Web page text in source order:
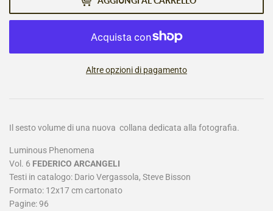
Altre opzioni di pagamento
Il sesto volume di una nuova collana dedicata alla fotografia.
Luminous Phenomena
Vol. 6 FEDERICO ARCANGELI
Testi in catalogo: Dario Vergassola, Steve Bisson
Formato: 12x17 cm cartonato
Pagine: 96